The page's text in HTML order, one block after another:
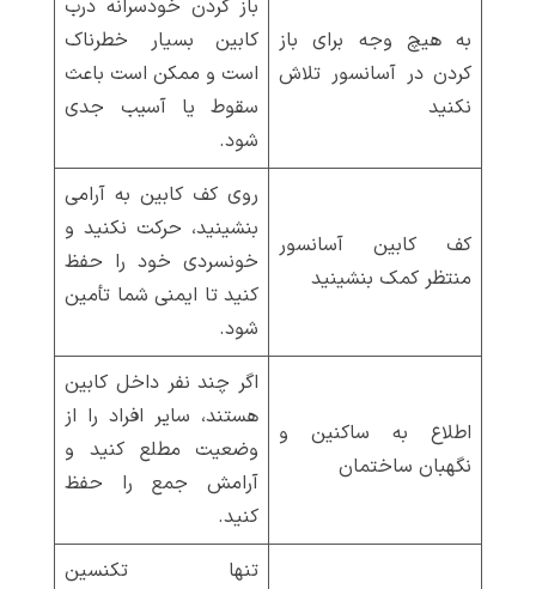
به هیچ وجه برای باز
کردن در آسانسور تلاش
نکنید
باز کردن خودسرانه درب
کابین بسیار خطرناک
است و ممکن است باعث
سقوط یا آسیب جدی
شود.
کف کابین آسانسور
منتظر کمک بنشینید
روی کف کابین به آرامی
بنشینید، حرکت نکنید و
خونسردی خود را حفظ
کنید تا ایمنی شما تأمین
شود.
اطلاع به ساکنین و
نگهبان ساختمان
اگر چند نفر داخل کابین
هستند، سایر افراد را از
وضعیت مطلع کنید و
آرامش جمع را حفظ
کنید.
تنها تکنسین